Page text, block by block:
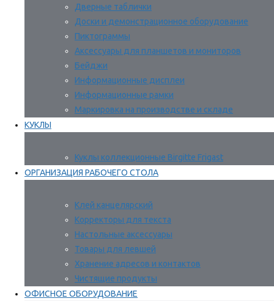
Дверные таблички
Доски и демонстрационное оборудование
Пиктограммы
Аксессуары для планшетов и мониторов
Бейджи
Информационные дисплеи
Информационные рамки
Маркировка на производстве и складе
КУКЛЫ
Куклы коллекционные Birgitte Frigast
ОРГАНИЗАЦИЯ РАБОЧЕГО СТОЛА
Клей канцелярский
Корректоры для текста
Настольные аксессуары
Товары для левшей
Хранение адресов и контактов
Чистящие продукты
ОФИСНОЕ ОБОРУДОВАНИЕ